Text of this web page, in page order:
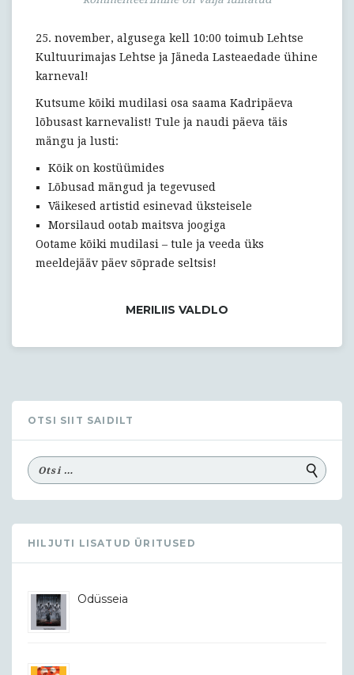
25. november, algusega kell 10:00 toimub Lehtse
Kultuurimajas Lehtse ja Jäneda Lasteaedade ühine
karneval!
Kutsume kõiki mudilasi osa saama Kadripäeva
lõbusast karnevalist! Tule ja naudi päeva täis
mängu ja lusti:
Kõik on kostüümides
Lõbusad mängud ja tegevused
Väikesed artistid esinevad üksteisele
Morsilaud ootab maitsva joogiga
Ootame kõiki mudilasi – tule ja veeda üks
meeldejääv päev sõprade seltsis!
MERILIIS VALDLO
OTSI SIIT SAIDILT
HILJUTI LISATUD ÜRITUSED
Odüsseia